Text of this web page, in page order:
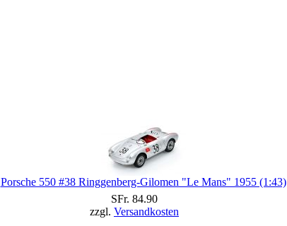
Porsche 550 #38 Ringgenberg-Gilomen "Le Mans" 1955 (1:43)
SFr. 84.90
zzgl. Versandkosten